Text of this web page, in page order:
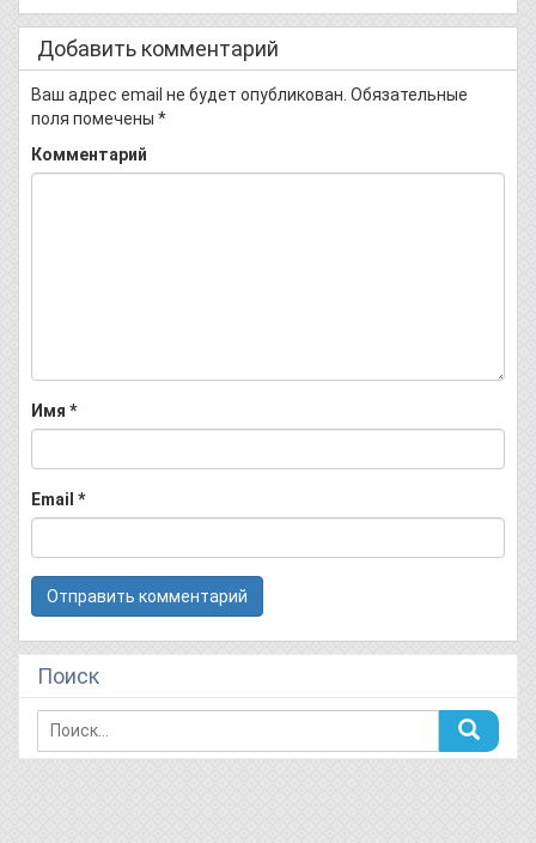
Добавить комментарий
Ваш адрес email не будет опубликован. Обязательные
поля помечены *
Комментарий
Имя *
Email *
Поиск